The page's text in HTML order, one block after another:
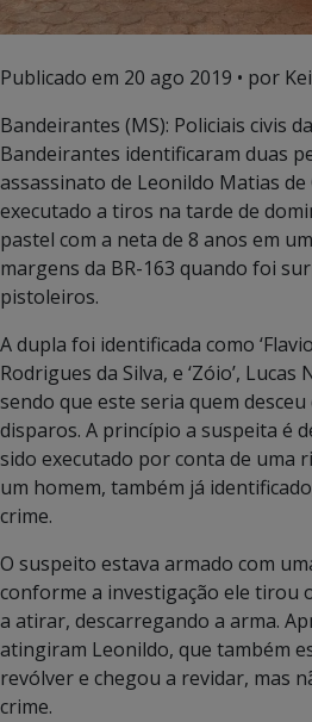
Publicado em 20 ago 2019 • por
Bandeirantes (MS): Policiais civis
Bandeirantes identificaram duas
assassinato de Leonildo Matias de
executado a tiros na tarde de
pastel com a neta de 8 anos em
margens da BR-163 quando foi
pistoleiros.
A dupla foi identificada como
Rodrigues da Silva, e ‘Zóio’,
sendo que este seria quem
disparos. A princípio a suspeita é
sido executado por conta de uma
um homem, também já
crime.
O suspeito estava armado com
conforme a investigação ele tirou
a atirar, descarregando a arma.
atingiram Leonildo, que também
revólver e chegou a revidar, mas
crime.